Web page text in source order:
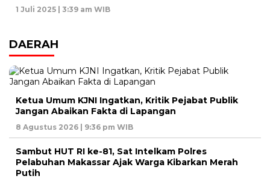
1 Juli 2025 | 3:39 am WIB
DAERAH
Ketua Umum KJNI Ingatkan, Kritik Pejabat Publik
Jangan Abaikan Fakta di Lapangan
8 Agustus 2026 | 9:36 pm WIB
Sambut HUT RI ke-81, Sat Intelkam Polres
Pelabuhan Makassar Ajak Warga Kibarkan Merah
Putih